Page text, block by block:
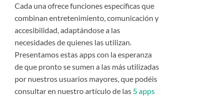
Cada una ofrece funciones específicas que
combinan entretenimiento, comunicación y
accesibilidad, adaptándose a las
necesidades de quienes las utilizan.
Presentamos estas apps con la esperanza
de que pronto se sumen a las más utilizadas
por nuestros usuarios mayores, que podéis
consultar en nuestro artículo de las 5 apps